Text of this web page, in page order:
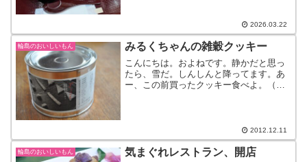
2026.03.22
輪島のおいしいもん みるくちゃんの雑穀クッキー
こんにちは。およねです。静かだと思っ
たら、雪だ。しんしんと降ってます。あ
ー、この前買ったクッキー食べよ。（い
2012.12.11
輪島のおいしいもん 気まぐれレストラン、開店